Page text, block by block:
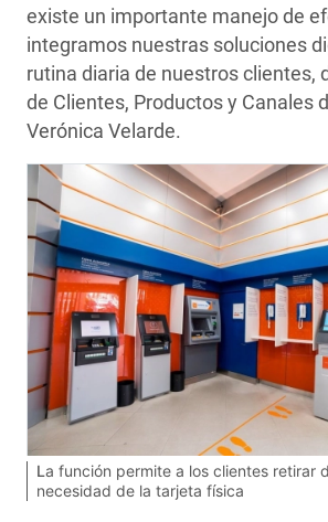
existe un importante manejo de
integramos nuestras soluciones
rutina diaria de nuestros clientes,
de Clientes, Productos y Canales
Verónica Velarde.
La función permite a los clientes retirar dinero sin
necesidad de la tarjeta física